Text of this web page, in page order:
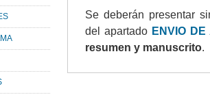
Se deberán presentar
del apartado ENVIO DE
resumen y manuscrito.